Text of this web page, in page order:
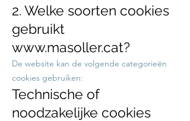
2. Welke soorten cookies
gebruikt
www.masoller.cat?
De website kan de volgende categorieën
cookies gebruiken:
Technische of
noodzakelijke cookies